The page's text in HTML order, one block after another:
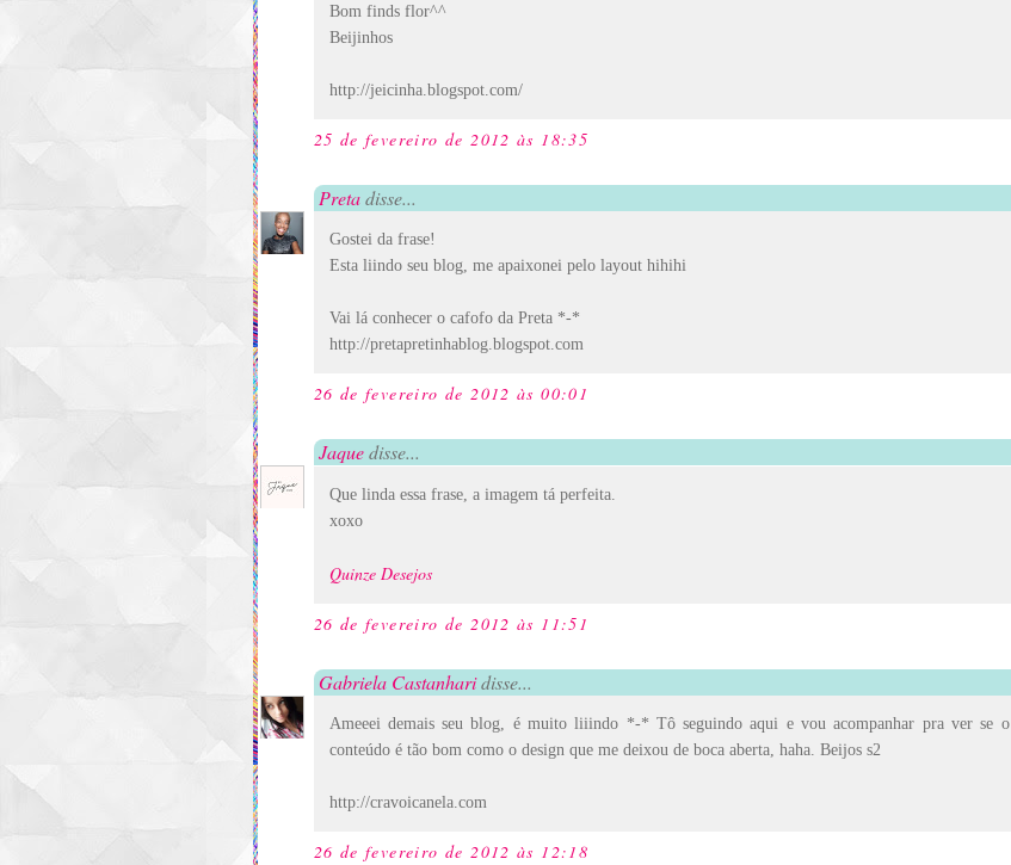
Bom finds flor^^
Beijinhos
http://jeicinha.blogspot.com/
25 de fevereiro de 2012 às 18:35
Pretadisse...
Gostei da frase!
Esta liindo seu blog, me apaixonei pelo layout hihihi
Vai lá conhecer o cafofo da Preta *-*
http://pretapretinhablog.blogspot.com
26 de fevereiro de 2012 às 00:01
Jaquedisse...
Que linda essa frase, a imagem tá perfeita.
xoxo
Quinze Desejos
26 de fevereiro de 2012 às 11:51
Gabriela Castanharidisse...
Ameeei demais seu blog, é muito liiindo *-* Tô seguindo aqui e vou acompanhar pra ver se o
conteúdo é tão bom como o design que me deixou de boca aberta, haha. Beijos s2
http://cravoicanela.com
26 de fevereiro de 2012 às 12:18